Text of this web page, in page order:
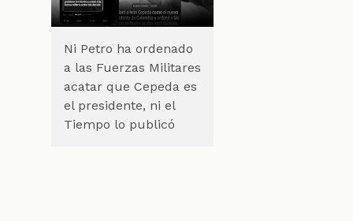
Ni Petro ha ordenado
a las Fuerzas Militares
acatar que Cepeda es
el presidente, ni el
Tiempo lo publicó